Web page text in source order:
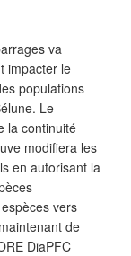
va
impacter le
populations
Le
la continuité
modifiera les
en autorisant la
vers
de
DiaPFC